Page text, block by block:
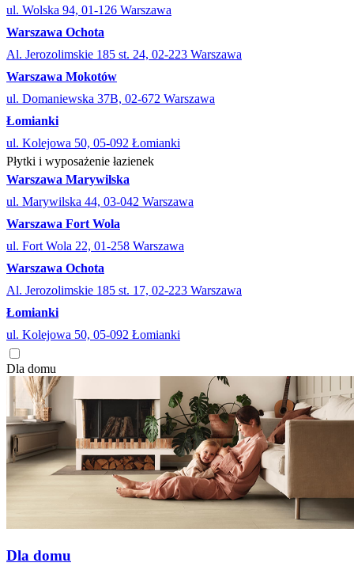
ul. Wolska 94, 01-126 Warszawa
Warszawa Ochota
Al. Jerozolimskie 185 st. 24, 02-223 Warszawa
Warszawa Mokotów
ul. Domaniewska 37B, 02-672 Warszawa
Łomianki
ul. Kolejowa 50, 05-092 Łomianki
Płytki i wyposażenie łazienek
Warszawa Marywilska
ul. Marywilska 44, 03-042 Warszawa
Warszawa Fort Wola
ul. Fort Wola 22, 01-258 Warszawa
Warszawa Ochota
Al. Jerozolimskie 185 st. 17, 02-223 Warszawa
Łomianki
ul. Kolejowa 50, 05-092 Łomianki
Dla domu
Dla domu